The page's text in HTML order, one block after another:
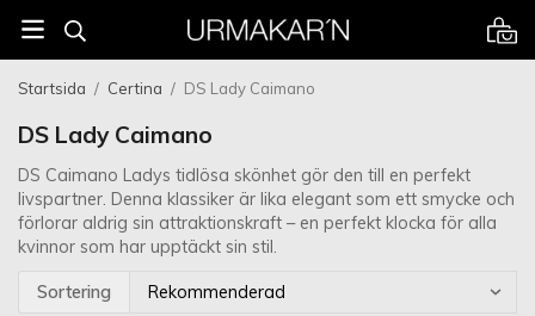
Startsida / Certina / DS Lady Caimano
DS Lady Caimano
DS Caimano Ladys tidlösa skönhet gör den till en perfekt
livspartner. Denna klassiker är lika elegant som ett smycke och
förlorar aldrig sin attraktionskraft – en perfekt klocka för alla
kvinnor som har upptäckt sin stil.
Sortering